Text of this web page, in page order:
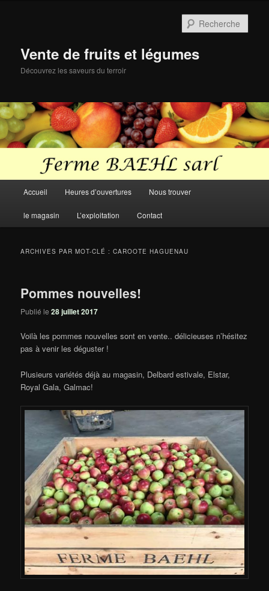
Vente de fruits et légumes
Découvrez les saveurs du terroir
principal
Accueil Heures d’ouvertures Nous trouver
le magasin L’exploitation Contact
ARCHIVES PAR MOT-CLÉ :CAROOTE HAGUENAU
Pommes nouvelles!
Publié le28 juillet 2017
Voilà les pommes nouvelles sont en vente.. délicieuses n’hésitez
pas à venir les déguster !
Plusieurs variétés déjà au magasin, Delbard estivale, Elstar,
Royal Gala, Galmac!